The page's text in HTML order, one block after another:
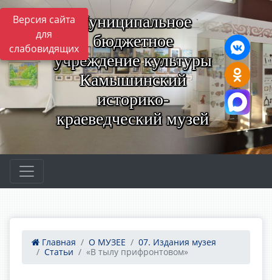
Версия сайта
для
слабовидящих
Муниципальное
бюджетное
учреждение культуры
Камышинский
историко-
краеведческий музей
Главная О МУЗЕЕ
07. Издания музея
Статьи
«В тылу прифронтовом»